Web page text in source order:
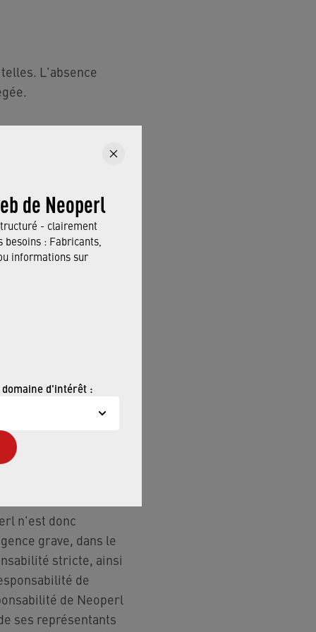
de Neoperl
- clairement
: Fabricants,
informations sur
d'intérêt :
L'absence
En
concerne la
tiers.
le caractère
le site web,
des erreurs de
ou services qui ne
les produits ou
n'est donc
grave, dans le
stricte, ainsi
de
de Neoperl
ses représentants